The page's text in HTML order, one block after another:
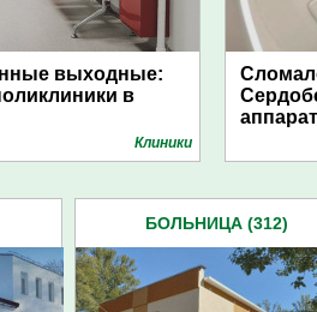
выходные:
в
Клиники
БОЛЬНИЦА (312)